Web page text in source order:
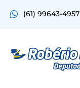
(61) 99643-4957